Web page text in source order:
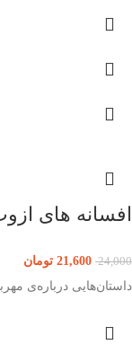
افسانه های
24,000
21,600 تومان
داستان‌هایی درباره‌‌ی